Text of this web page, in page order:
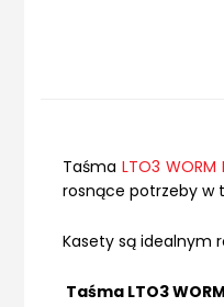
TaśmaLTO3 WORM
rosnące potrzeby w
Kasety są idealnym
Taśma LTO3